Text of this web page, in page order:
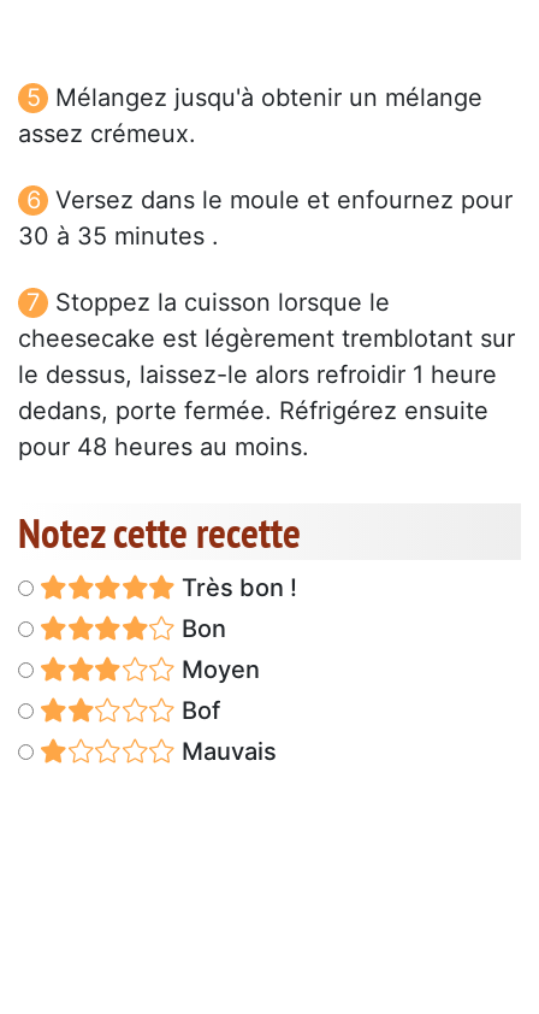
Mélangez jusqu'à obtenir un mélange
assez crémeux.
Versez dans le moule et enfournez pour
30 à 35 minutes .
Stoppez la cuisson lorsque le
cheesecake est légèrement tremblotant sur
le dessus, laissez-le alors refroidir 1 heure
dedans, porte fermée. Réfrigérez ensuite
pour 48 heures au moins.
Notez cette recette
Très bon !
Bon
Moyen
Bof
Mauvais